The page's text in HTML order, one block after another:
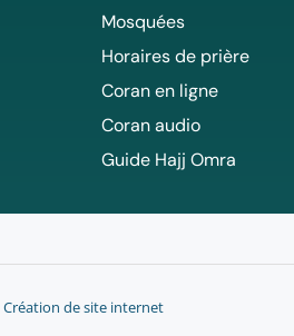
Mosquées
Horaires de prière
Coran en ligne
Coran audio
Guide Hajj Omra
Création de site internet